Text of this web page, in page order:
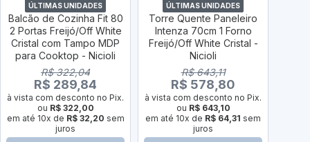
ÚLTIMAS UNIDADES
Balcão de Cozinha Fit 80
2 Portas Freijó/Off White
Cristal com Tampo MDP
para Cooktop - Nicioli
R$ 322,04
R$ 289,84
à vista com desconto no Pix.
ou R$ 322,00
em até 10x de R$ 32,20 sem
juros
ÚLTIMAS UNIDADES
Torre Quente Paneleiro
Intenza 70cm 1 Forno
Freijó/Off White Cristal -
Nicioli
R$ 643,11
R$ 578,80
à vista com desconto no Pix.
ou R$ 643,10
em até 10x de R$ 64,31 sem
juros